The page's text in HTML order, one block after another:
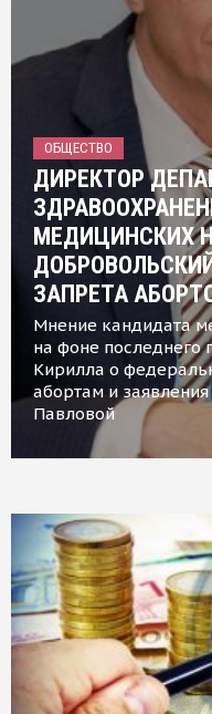
ОБЩЕСТВО
ДИРЕКТОР
МЕДИЦИНСКИХ
ЗАПРЕТА
Мнение кандидата
на фоне
Кирилла о
абортам и
Павловой